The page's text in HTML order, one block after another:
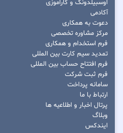
اوسبیلدونگ و کاراموزی
آکادمی
دعوت به همکاری
مرکز مشاوره تخصصی
فرم استخدام و همکاری
تمدید سیم کارت بین المللی
فرم افتتاح حساب بین المللی
فرم ثبت شرکت
سامانه پرداخت
ارتباط با ما
پرتال اخبار و اطلاعیه ها
وبلاگ
ایندکس